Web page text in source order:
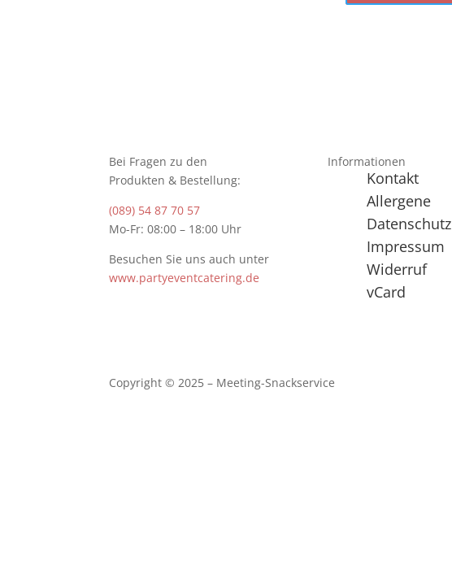
Bei Fragen zu den
Produkten & Bestellung:
(089) 54 87 70 57
Mo-Fr: 08:00 – 18:00 Uhr
Besuchen Sie uns auch unter
www.partyeventcatering.de
Informationen
Kontakt
Allergene
Datenschutz
Impressum
Widerruf
vCard
Copyright © 2025 – Meeting-Snackservice